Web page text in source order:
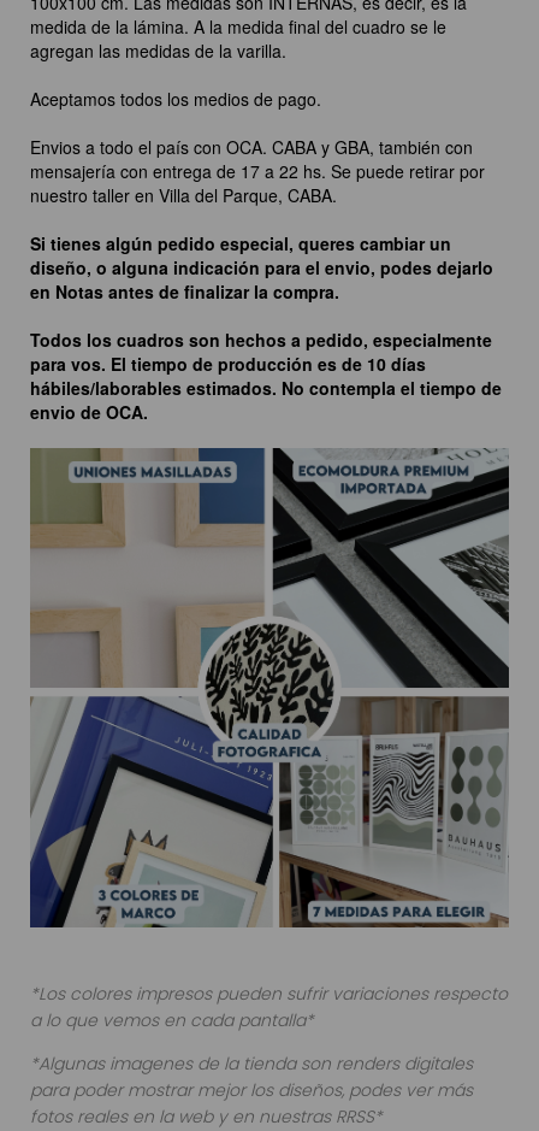
medida de la lámina. A la medida final del cuadro se le
agregan las medidas de la varilla.
Aceptamos todos los medios de pago.
Envios a todo el país con OCA. CABA y GBA, también con
mensajería con entrega de 17 a 22 hs. Se puede retirar por
nuestro taller en Villa del Parque, CABA.
Si tienes algún pedido especial, queres cambiar un
diseño, o alguna indicación para el envio, podes dejarlo
en Notas antes de finalizar la compra.
Todos los cuadros son hechos a pedido, especialmente
para vos. El tiempo de producción es de 10 días
hábiles/laborables estimados. No contempla el tiempo de
envio de OCA.
*Los colores impresos pueden sufrir variaciones respecto
a lo que vemos en cada pantalla*
*Algunas imagenes de la tienda son renders digitales
para poder mostrar mejor los diseños, podes ver más
fotos reales en la web y en nuestras RRSS*